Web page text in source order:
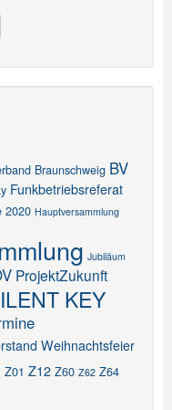
Braunschweig BV
Funkbetriebsreferat
2020 Hauptversammlung
Jubiläum
ProjektZukunft
KEY
Weihnachtsfeier
Z01 Z12 Z60 Z62 Z64